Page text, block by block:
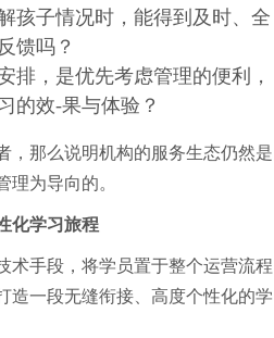
孩子情况时，能得到及时、全
馈吗？
排，是优先考虑管理的便利，
的效-果与体验？
，那么说明机构的服务生态仍然是
理为导向的。
化学习旅程
术手段，将学员置于整个运营流程
造一段无缝衔接、高度个性化的学